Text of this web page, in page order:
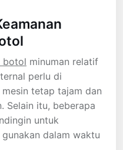
botol minuman relatif
perlu di
tetap tajam dan
Selain itu, beberapa
untuk
dalam waktu